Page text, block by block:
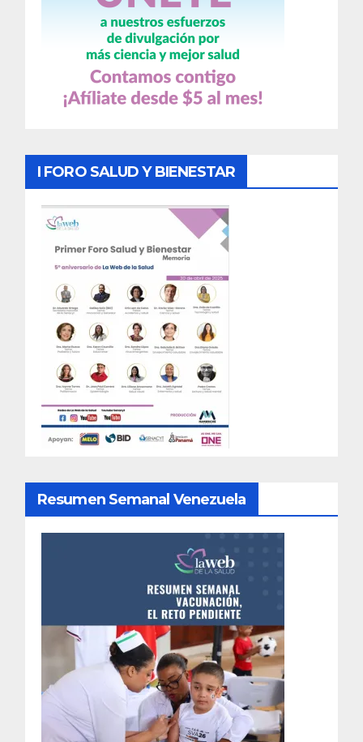
I FORO SALUD Y BIENESTAR
Resumen Semanal Venezuela